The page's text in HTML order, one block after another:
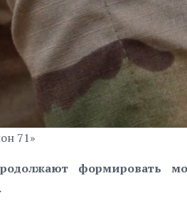
71»
формировать